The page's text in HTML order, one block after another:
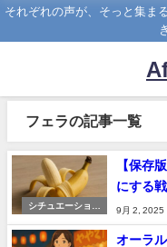
それぞれの声が、そっと集ま
フェラの記事一覧
シチュエーション
【保存
にする
9月 2, 2025
オーラ